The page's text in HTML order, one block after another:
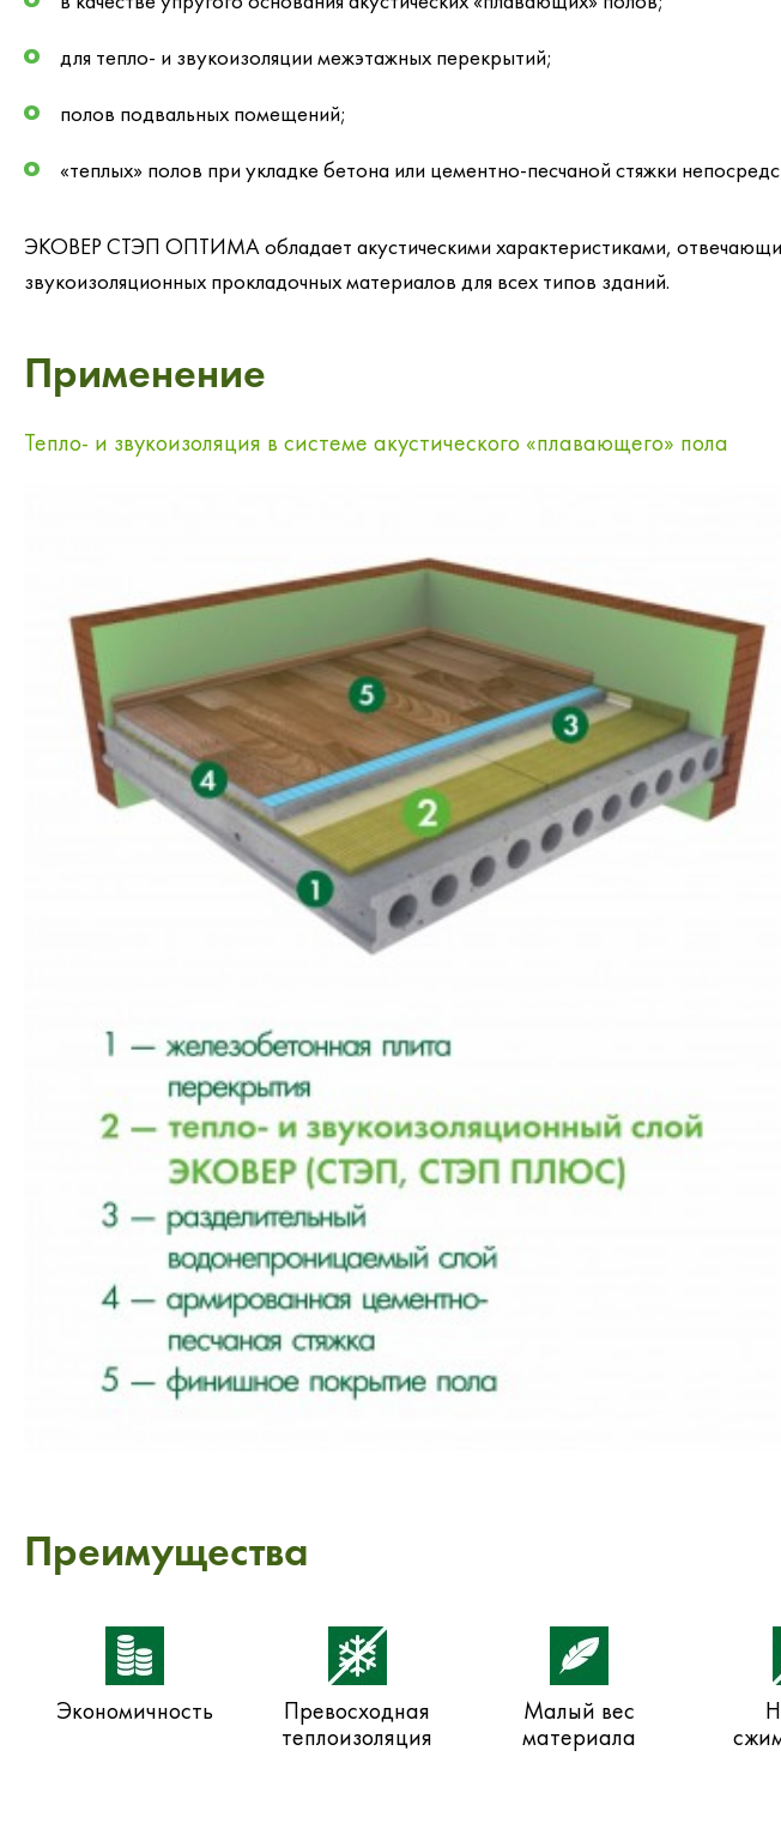
для тепло- и звукоизоляции межэтажных перекрытий;
полов подвальных помещений;
«теплых» полов при укладке бетона или цементно-песчаной стяжки
ЭКОВЕР СТЭП ОПТИМА обладает акустическими характеристиками,
звукоизоляционных прокладочных материалов для всех типов зданий.
Применение
Тепло- и звукоизоляция в системе акустического «плавающего» пола
Преимущества
Экономичность
Превосходная
теплоизоляция
Малый вес
материала